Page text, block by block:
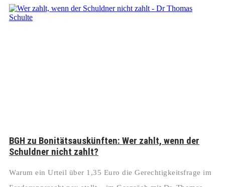
BGH zu Bonitätsauskünften: Wer zahlt, wenn der
Schuldner nicht zahlt?
Warum ein Urteil über 1,35 Euro die Gerechtigkeitsfrage im